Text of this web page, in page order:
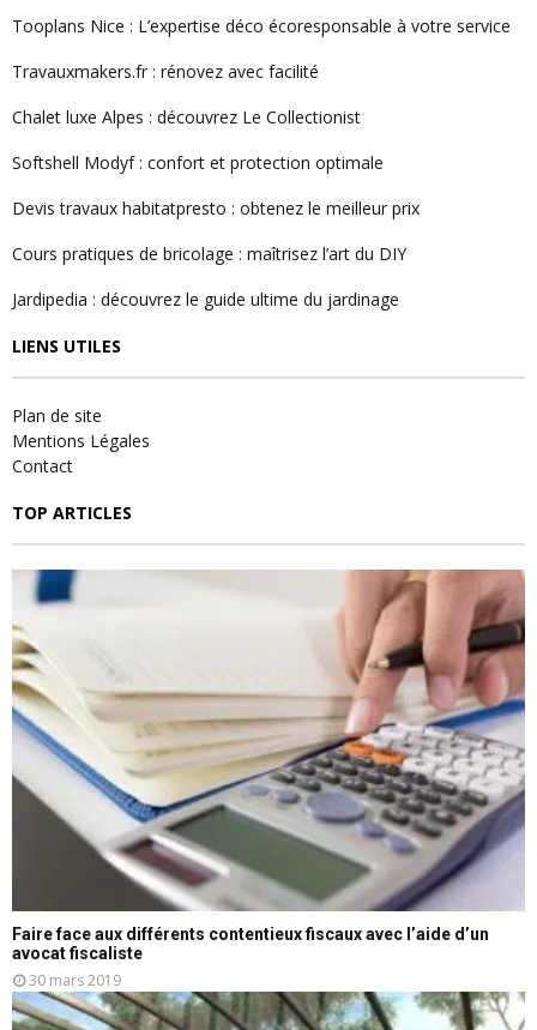
Tooplans Nice : L’expertise déco écoresponsable à votre service
Travauxmakers.fr : rénovez avec facilité
Chalet luxe Alpes : découvrez Le Collectionist
Softshell Modyf : confort et protection optimale
Devis travaux habitatpresto : obtenez le meilleur prix
Cours pratiques de bricolage : maîtrisez l’art du DIY
Jardipedia : découvrez le guide ultime du jardinage
LIENS UTILES
Plan de site
Mentions Légales
Contact
TOP ARTICLES
Faire face aux différents contentieux fiscaux avec l’aide d’un
avocat fiscaliste
30 mars 2019